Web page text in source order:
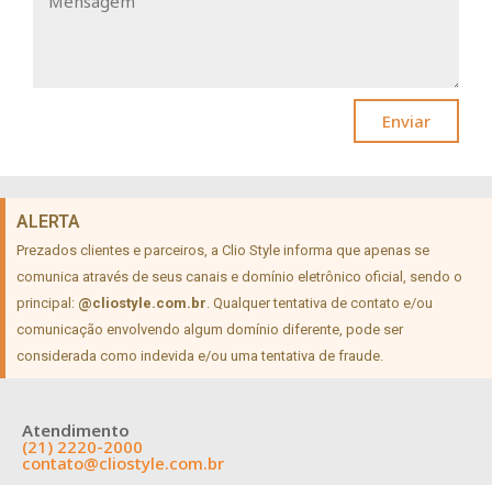
Enviar
ALERTA
Prezados clientes e parceiros, a Clio Style informa que apenas se
comunica através de seus canais e domínio eletrônico oficial, sendo o
principal: @cliostyle.com.br. Qualquer tentativa de contato e/ou
comunicação envolvendo algum domínio diferente, pode ser
considerada como indevida e/ou uma tentativa de fraude.
Atendimento
(21) 2220-2000
contato@cliostyle.com.br